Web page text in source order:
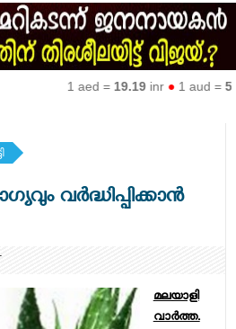
1 aed = 19.19inr●1 aud =
വര്‍ദ്ധിപ്പിക്കാന്‍
മലയാളി
വാര്‍ത്ത.